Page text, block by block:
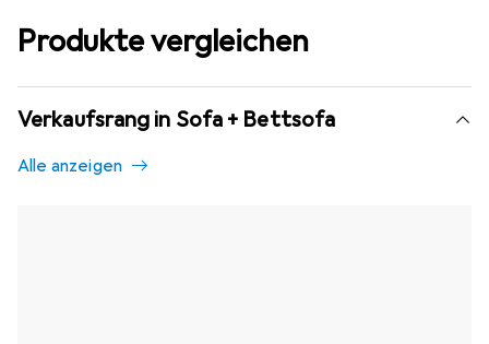
Produkte vergleichen
Verkaufsrang in Sofa + Bettsofa
Alle anzeigen